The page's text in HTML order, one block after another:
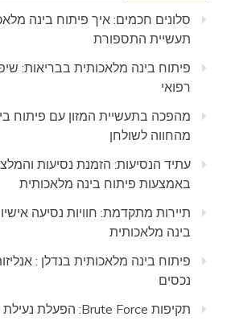
סלונים חכמים: איך פיתוח בינה
תעשיית התספורת
פיתוח בינה מלאכותית בבריאות:
רפואי
מהפכה בתעשיית המזון עם פיתוח
מהחווה לשולחן
עתיד הנסיעות: הזמנת נסיעות
באמצעות פיתוח בינה מלאכותית
תיירות מתקדמת: חוויות נסיעה
בינה מלאכותית
פיתוח בינה מלאכותית בנדלן :
נכסים
תקיפות Brute Force: הפעלת נעילת חשבון